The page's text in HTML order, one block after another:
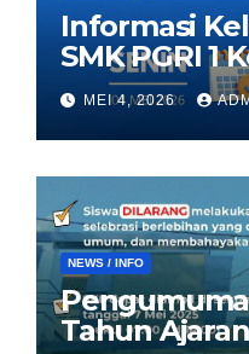
Informasi
SMK PGRI 1
MEI 4, 2026
NEWS / INFO
Tahun